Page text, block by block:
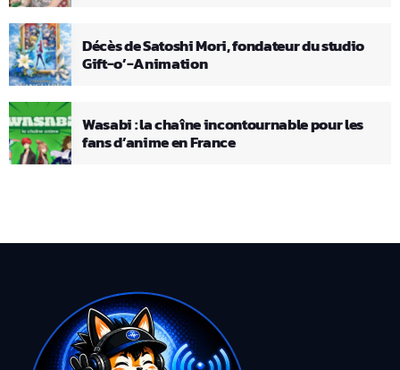
Décès de Satoshi Mori, fondateur du studio
Gift-o’-Animation
Wasabi : la chaîne incontournable pour les
fans d’anime en France